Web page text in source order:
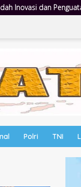
Peran Kader
Polri TNI